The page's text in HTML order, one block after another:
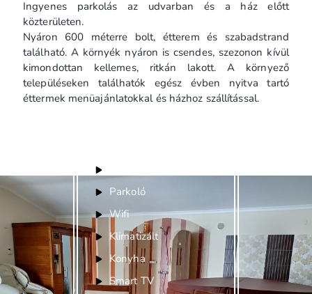
Ingyenes parkolás az udvarban és a ház előtt
közterületen.
Nyáron 600 méterre bolt, étterem és szabadstrand
található. A környék nyáron is csendes, szezonon kívül
kimondottan kellemes, ritkán lakott. A környező
településeken találhatók egész évben nyitva tartó
éttermek menüajánlatokkal és házhoz szállítással.
Parkoló
Wifi
Klimatizált
Konyha
Smart TV